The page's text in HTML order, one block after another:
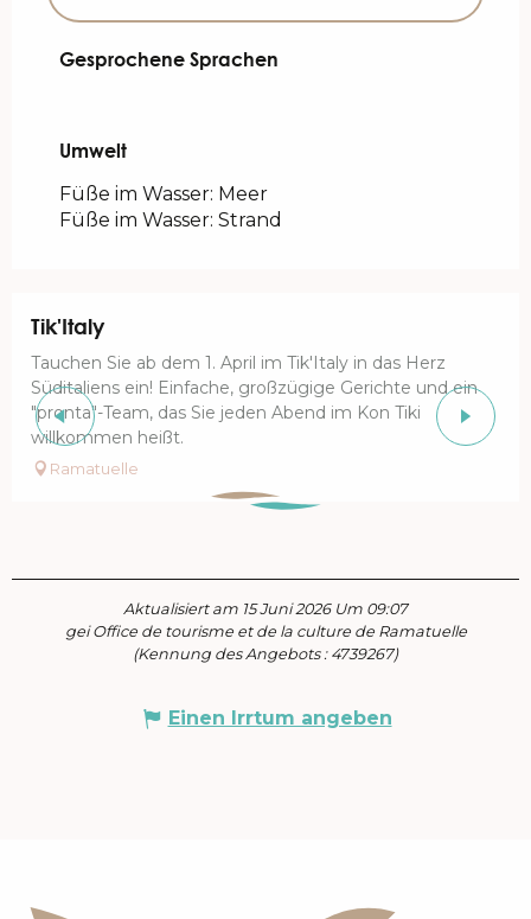
Gesprochene Sprachen
Gesprochene Sprachen
Umwelt
Umwelt
Füße im Wasser: Meer
Füße im Wasser: Strand
Tik'Italy
Tauchen Sie ab dem 1. April im Tik'Italy in das Herz
Süditaliens ein! Einfache, großzügige Gerichte und ein
"pronta"-Team, das Sie jeden Abend im Kon Tiki
willkommen heißt.
Ramatuelle
Aktualisiert am 15 Juni 2026 Um 09:07
gei Office de tourisme et de la culture de Ramatuelle
(Kennung des Angebots : 4739267)
Einen Irrtum angeben